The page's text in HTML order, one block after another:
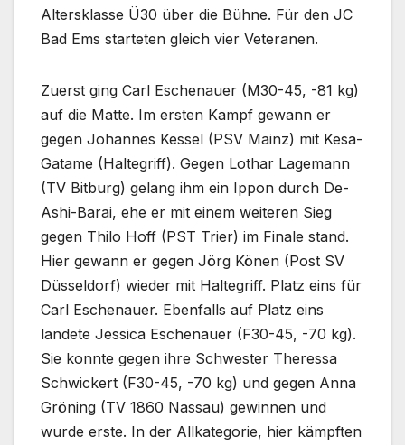
Altersklasse Ü30 über die Bühne. Für den JC
Bad Ems starteten gleich vier Veteranen.
Zuerst ging Carl Eschenauer (M30-45, -81 kg)
auf die Matte. Im ersten Kampf gewann er
gegen Johannes Kessel (PSV Mainz) mit Kesa-
Gatame (Haltegriff). Gegen Lothar Lagemann
(TV Bitburg) gelang ihm ein Ippon durch De-
Ashi-Barai, ehe er mit einem weiteren Sieg
gegen Thilo Hoff (PST Trier) im Finale stand.
Hier gewann er gegen Jörg Könen (Post SV
Düsseldorf) wieder mit Haltegriff. Platz eins für
Carl Eschenauer. Ebenfalls auf Platz eins
landete Jessica Eschenauer (F30-45, -70 kg).
Sie konnte gegen ihre Schwester Theressa
Schwickert (F30-45, -70 kg) und gegen Anna
Gröning (TV 1860 Nassau) gewinnen und
wurde erste. In der Allkategorie, hier kämpften